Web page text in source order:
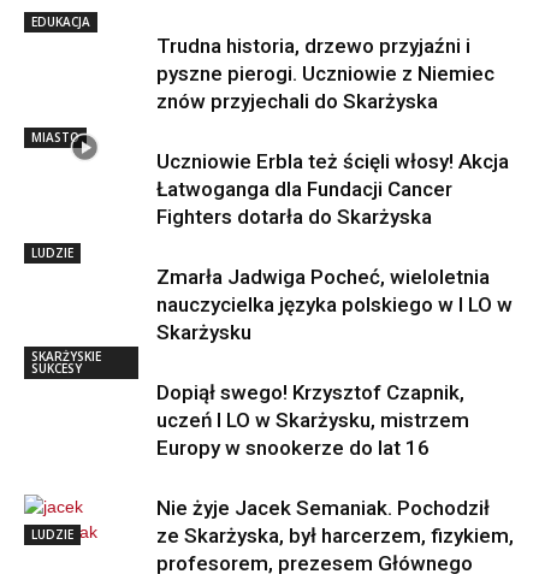
EDUKACJA
Trudna historia, drzewo przyjaźni i
pyszne pierogi. Uczniowie z Niemiec
znów przyjechali do Skarżyska
MIASTO
Uczniowie Erbla też ścięli włosy! Akcja
Łatwoganga dla Fundacji Cancer
Fighters dotarła do Skarżyska
LUDZIE
Zmarła Jadwiga Pocheć, wieloletnia
nauczycielka języka polskiego w I LO w
Skarżysku
SKARŻYSKIE
SUKCESY
Dopiął swego! Krzysztof Czapnik,
uczeń I LO w Skarżysku, mistrzem
Europy w snookerze do lat 16
LUDZIE
Nie żyje Jacek Semaniak. Pochodził
ze Skarżyska, był harcerzem, fizykiem,
profesorem, prezesem Głównego